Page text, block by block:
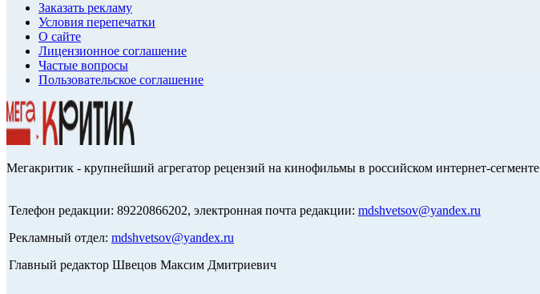
Заказать рекламу
Условия перепечатки
О сайте
Лицензионное соглашение
Частые вопросы
Пользовательское соглашение
Мегакритик - крупнейший агрегатор рецензий на кинофильмы в российском интернет-сегменте
Телефон редакции: 89220866202, электронная почта редакции: mdshvetsov@yandex.ru
Рекламный отдел: mdshvetsov@yandex.ru
Главный редактор Швецов Максим Дмитриевич